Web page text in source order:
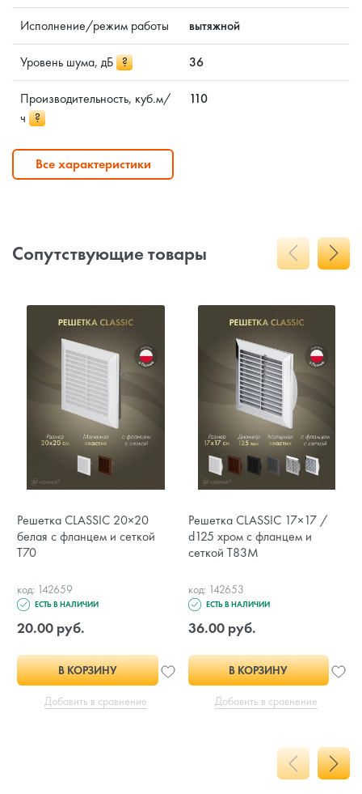
Исполнение/режим работы вытяжной
Уровень шума, дБ ? 36
Производительность, куб.м/
ч ?
110
Все характеристики
Сопутствующие товары
Решетка CLASSIC 20×20
белая с фланцем и сеткой
T70
код: 142659
ЕСТЬ В НАЛИЧИИ
20.00 руб.
В КОРЗИНУ
Добавить в сравнение
Решетка CLASSIC 17×17 /
d125 хром с фланцем и
сеткой T83M
код: 142653
ЕСТЬ В НАЛИЧИИ
36.00 руб.
В КОРЗИНУ
Добавить в сравнение